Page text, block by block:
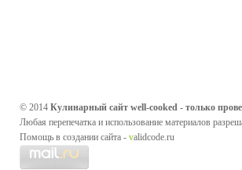
© 2014 Кулинарный сайт well-cooked - только
Любая перепечатка и использование материалов
Помощь в создании сайта - validcode.ru